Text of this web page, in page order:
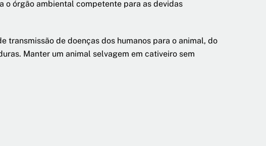
o órgão ambiental competente para as devidas
transmissão de doenças dos humanos para o animal, do
Manter um animal selvagem em cativeiro sem